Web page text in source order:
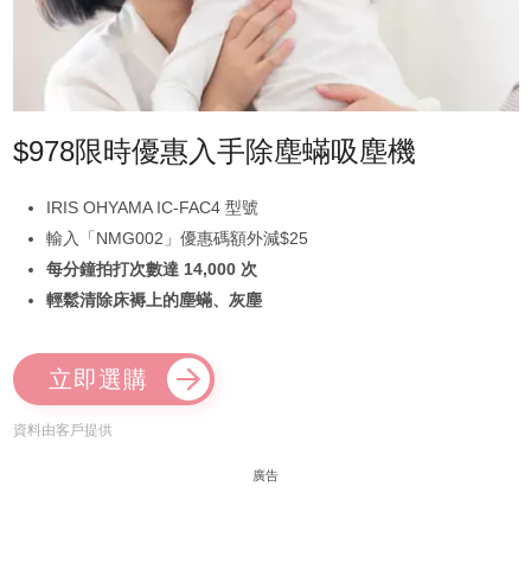
$978限時優惠入手除塵蟎吸塵機
IRIS OHYAMA IC-FAC4 型號
輸入「NMG002」優惠碼額外減$25
每分鐘拍打次數達 14,000 次
輕鬆清除床褥上的塵蟎、灰塵
立即選購
資料由客戶提供
廣告